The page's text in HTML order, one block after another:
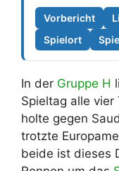
Vorbericht
Spielort
In der Gruppe H
Spieltag alle vier
holte gegen
trotzte
beide ist dieses